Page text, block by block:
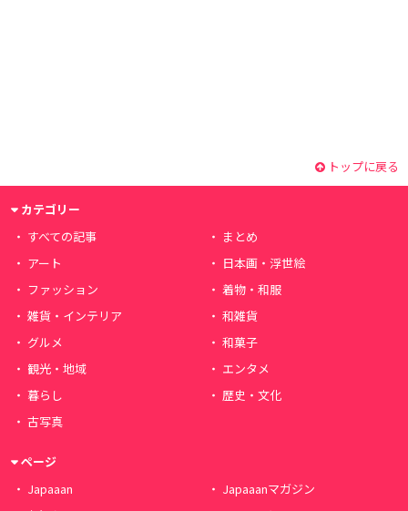
トップに戻る
カテゴリー
すべての記事
まとめ
アート
日本画・浮世絵
ファッション
着物・和服
雑貨・インテリア
和雑貨
グルメ
和菓子
観光・地域
エンタメ
暮らし
歴史・文化
古写真
ページ
Japaaan
Japaaanマガジン